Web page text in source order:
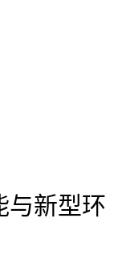
与新型环